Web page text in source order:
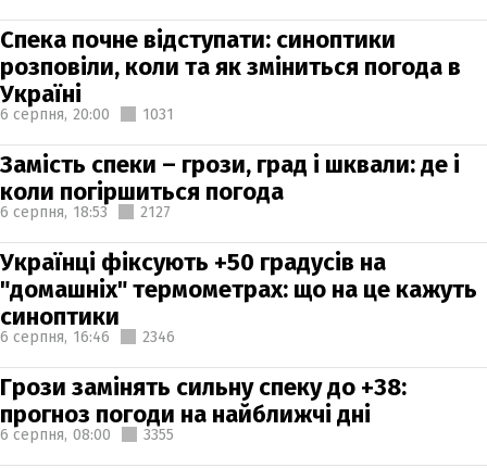
Спека почне відступати: синоптики
розповіли, коли та як зміниться погода в
Україні
6 серпня, 20:00 1031
Замість спеки – грози, град і шквали: де і
коли погіршиться погода
6 серпня, 18:53 2127
Українці фіксують +50 градусів на
"домашніх" термометрах: що на це кажуть
синоптики
6 серпня, 16:46 2346
Грози замінять сильну спеку до +38:
прогноз погоди на найближчі дні
6 серпня, 08:00 3355